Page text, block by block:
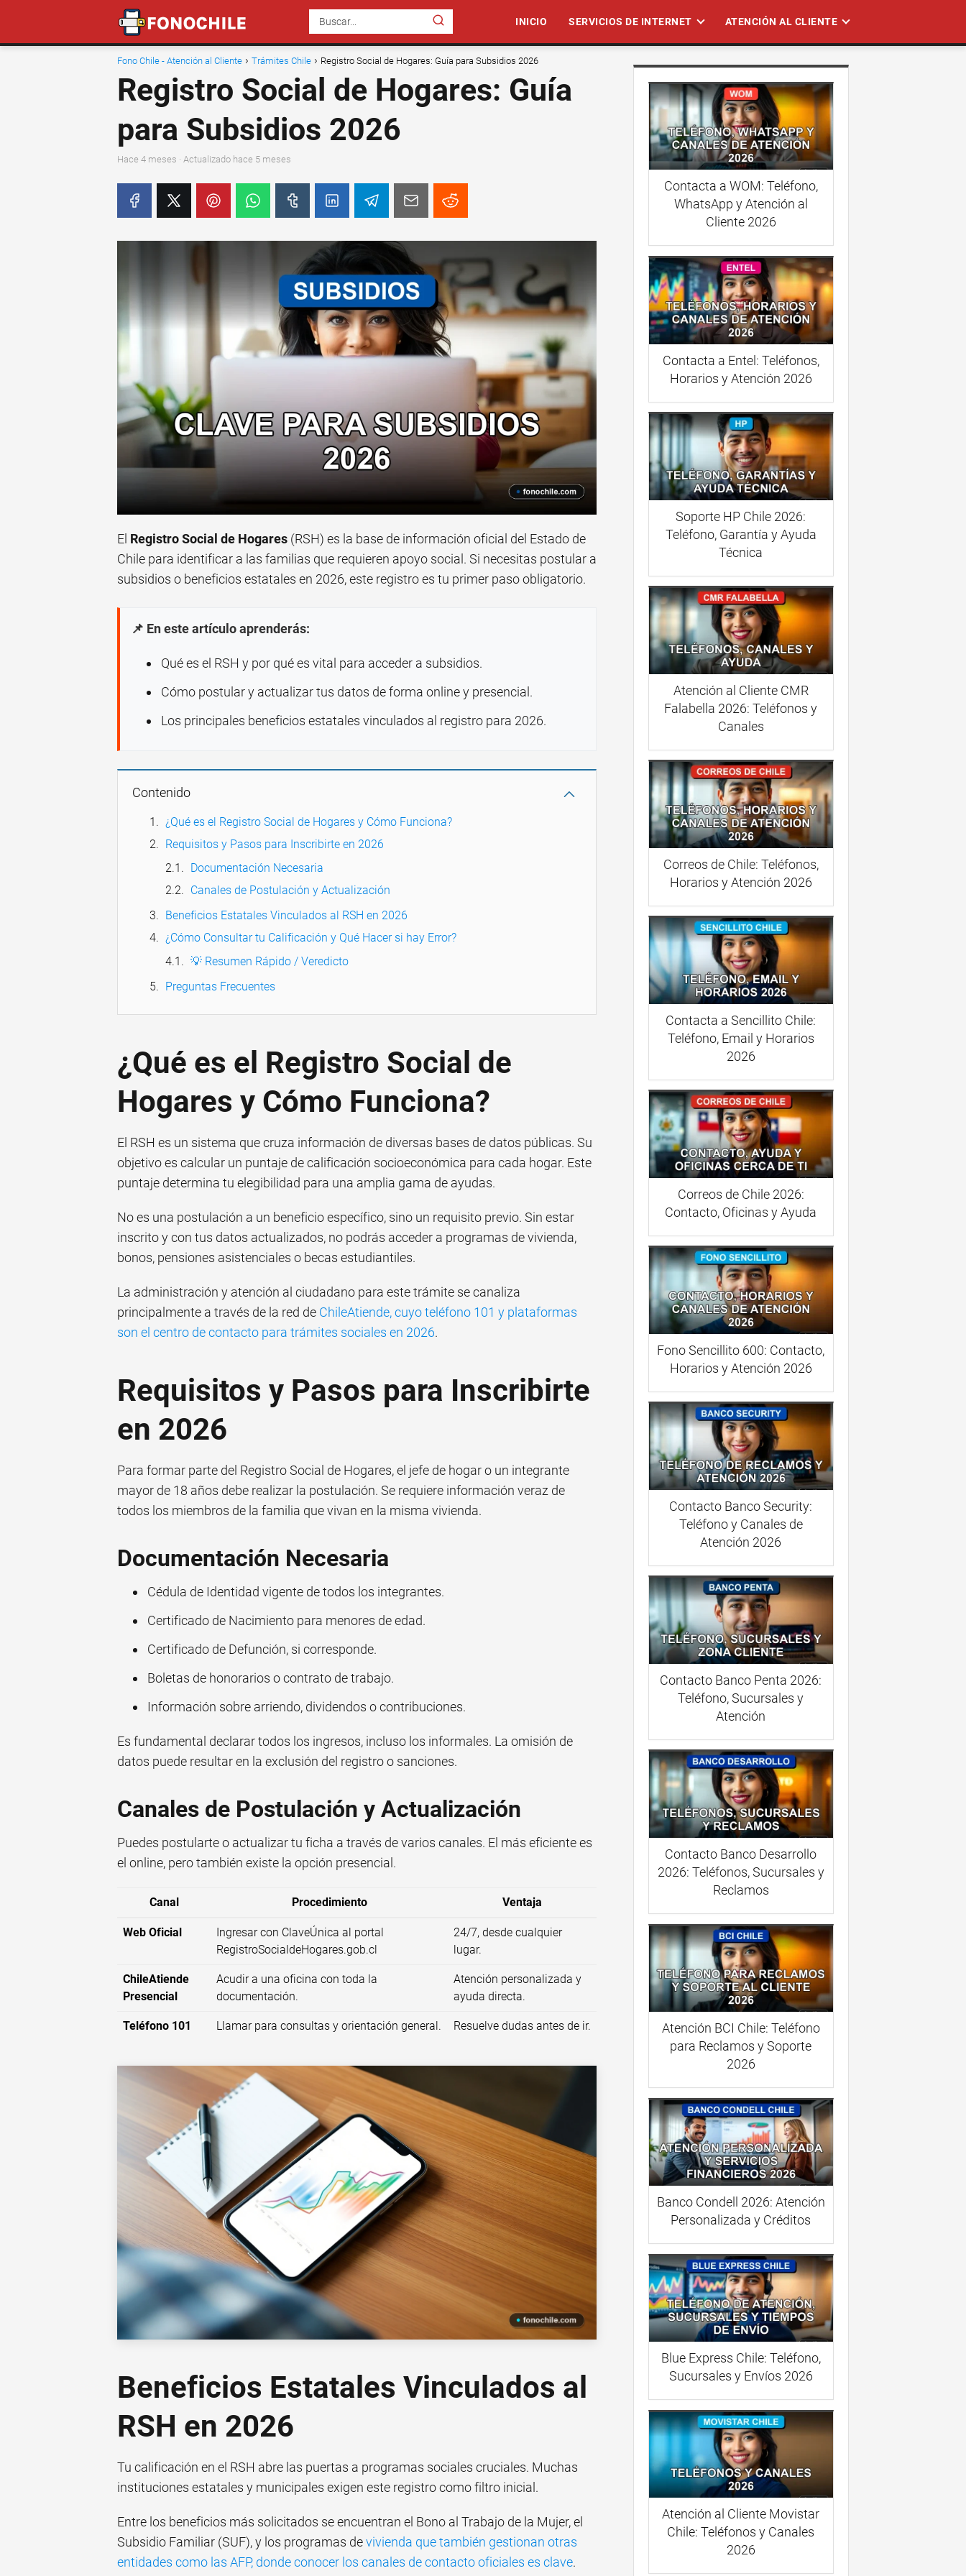
INICIO SERVICIOS DE INTERNET ATENCIÓN AL CLIENTE
Fono Chile - Atención al Cliente Trámites Chile Registro Social de Hogares: Guía para Subsidios 2026
Registro Social de Hogares: Guía
para Subsidios 2026
hace 4 meses · Actualizado hace 5 meses
El Registro Social de Hogares (RSH) es la base de información oficial del Estado de
Chile para identificar a las familias que requieren apoyo social. Si necesitas postular a
subsidios o beneficios estatales en 2026, este registro es tu primer paso obligatorio.
📌 En este artículo aprenderás:
Qué es el RSH y por qué es vital para acceder a subsidios.
Cómo postular y actualizar tus datos de forma online y presencial.
Los principales beneficios estatales vinculados al registro para 2026.
Contenido
¿Qué es el Registro Social de Hogares y Cómo Funciona?
Requisitos y Pasos para Inscribirte en 2026
Documentación Necesaria
Canales de Postulación y Actualización
Beneficios Estatales Vinculados al RSH en 2026
¿Cómo Consultar tu Calificación y Qué Hacer si hay Error?
💡 Resumen Rápido / Veredicto
Preguntas Frecuentes
¿Qué es el Registro Social de
Hogares y Cómo Funciona?
El RSH es un sistema que cruza información de diversas bases de datos públicas. Su
objetivo es calcular un puntaje de calificación socioeconómica para cada hogar. Este
puntaje determina tu elegibilidad para una amplia gama de ayudas.
No es una postulación a un beneficio específico, sino un requisito previo. Sin estar
inscrito y con tus datos actualizados, no podrás acceder a programas de vivienda,
bonos, pensiones asistenciales o becas estudiantiles.
La administración y atención al ciudadano para este trámite se canaliza
principalmente a través de la red de ChileAtiende, cuyo teléfono 101 y plataformas
son el centro de contacto para trámites sociales en 2026.
Requisitos y Pasos para Inscribirte
en 2026
Para formar parte del Registro Social de Hogares, el jefe de hogar o un integrante
mayor de 18 años debe realizar la postulación. Se requiere información veraz de
todos los miembros de la familia que vivan en la misma vivienda.
Documentación Necesaria
Cédula de Identidad vigente de todos los integrantes.
Certificado de Nacimiento para menores de edad.
Certificado de Defunción, si corresponde.
Boletas de honorarios o contrato de trabajo.
Información sobre arriendo, dividendos o contribuciones.
Es fundamental declarar todos los ingresos, incluso los informales. La omisión de
datos puede resultar en la exclusión del registro o sanciones.
Canales de Postulación y Actualización
Puedes postularte o actualizar tu ficha a través de varios canales. El más eficiente es
el online, pero también existe la opción presencial.
Canal Procedimiento Ventaja
Web Oficial
Ingresar con ClaveÚnica al portal
RegistroSocialdeHogares.gob.cl
24/7, desde cualquier
lugar.
ChileAtiende
Presencial
Acudir a una oficina con toda la
documentación.
Atención personalizada y
ayuda directa.
Teléfono 101 Llamar para consultas y orientación general. Resuelve dudas antes de ir.
Beneficios Estatales Vinculados al
RSH en 2026
Tu calificación en el RSH abre las puertas a programas sociales cruciales. Muchas
instituciones estatales y municipales exigen este registro como filtro inicial.
Entre los beneficios más solicitados se encuentran el Bono al Trabajo de la Mujer, el
Subsidio Familiar (SUF), y los programas devivienda que también gestionan otras
entidades como las AFP, donde conocer los canales de contacto oficiales es clave.
Contacta a WOM: Teléfono,
WhatsApp y Atención al
Cliente 2026
Contacta a Entel: Teléfonos,
Horarios y Atención 2026
Soporte HP Chile 2026:
Teléfono, Garantía y Ayuda
Técnica
Atención al Cliente CMR
Falabella 2026: Teléfonos y
Canales
Correos de Chile: Teléfonos,
Horarios y Atención 2026
Contacta a Sencillito Chile:
Teléfono, Email y Horarios
2026
Correos de Chile 2026:
Contacto, Oficinas y Ayuda
Fono Sencillito 600: Contacto,
Horarios y Atención 2026
Contacto Banco Security:
Teléfono y Canales de
Atención 2026
Contacto Banco Penta 2026:
Teléfono, Sucursales y
Atención
Contacto Banco Desarrollo
2026: Teléfonos, Sucursales y
Reclamos
Atención BCI Chile: Teléfono
para Reclamos y Soporte
2026
Banco Condell 2026: Atención
Personalizada y Créditos
Blue Express Chile: Teléfono,
Sucursales y Envíos 2026
Atención al Cliente Movistar
Chile: Teléfonos y Canales
2026